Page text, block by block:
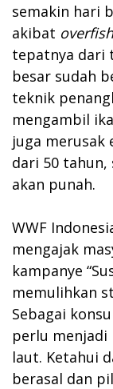
semakin hari
akibat
tepatnya dari
besar sudah
teknik
mengambil
juga merusak
dari 50
akan punah.
WWF
mengajak
kampanye
memulihkan
Sebagai
perlu
laut. Ketahui
berasal dan